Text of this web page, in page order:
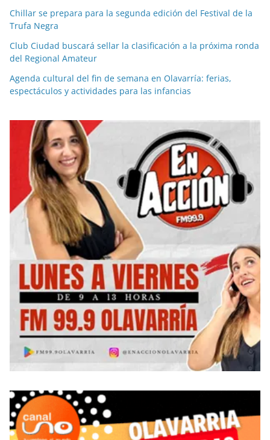
Chillar se prepara para la segunda edición del Festival de la
Trufa Negra
Club Ciudad buscará sellar la clasificación a la próxima ronda
del Regional Amateur
Agenda cultural del fin de semana en Olavarría: ferias,
espectáculos y actividades para las infancias